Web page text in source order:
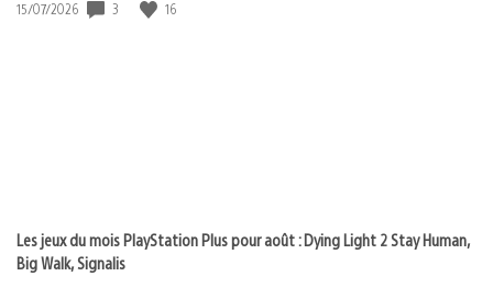
Date
15/07/2026 3 16
Les jeux du mois PlayStation Plus pour août : Dying Light 2 Stay Human,
Big Walk, Signalis